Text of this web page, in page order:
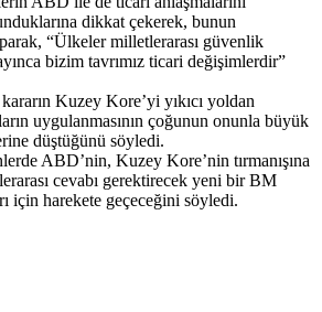
dikkat çekerek, bunun
“Ülkeler milletlerarası güvenlik
bizim tavrımız ticari değişimlerdir”
Kuzey Kore’yi yıkıcı yoldan
uygulanmasının çoğunun onunla büyük
düştüğünü söyledi.
ABD’nin, Kuzey Kore’nin tırmanışına
cevabı gerektirecek yeni bir BM
için harekete geçeceğini söyledi.